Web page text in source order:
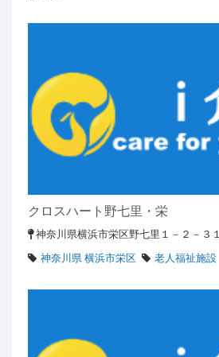
クロスハート野七里・栄
神奈川県横浜市栄区野七里１－２－３１
神奈川県 横浜市栄区
老人福祉施設